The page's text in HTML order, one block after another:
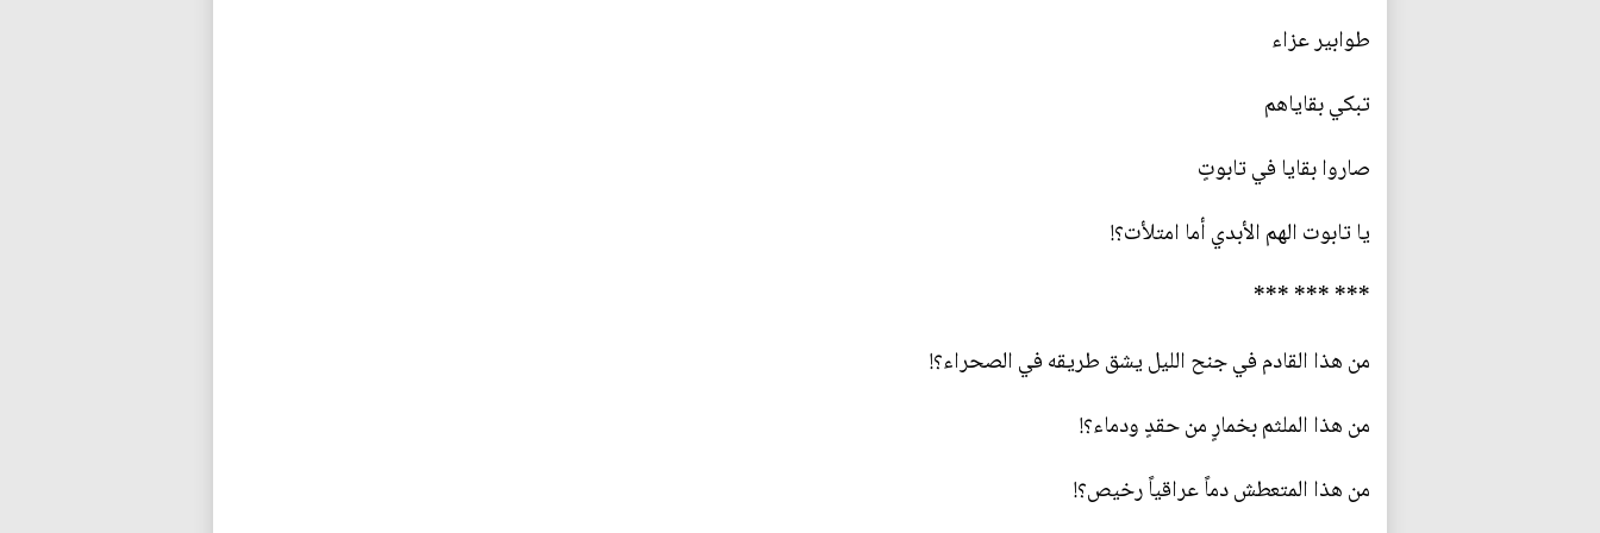
طوابير عزاء
تبكي بقاياهم
صاروا بقايا في تابوتٍ
يا تابوت الهم الأبدي أما امتلأت؟!
*** *** ***
من هذا القادم في جنح الليل يشق طريقه في الصحراء؟!
من هذا الملثم بخمارٍ من حقدٍ ودماء؟!
من هذا المتعطش دماً عراقياً رخيص؟!